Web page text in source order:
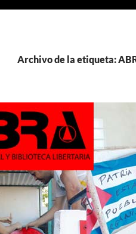
Archivo de la etiqueta: